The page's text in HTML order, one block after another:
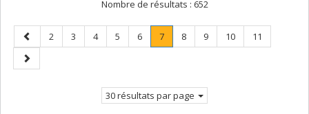
Nombre de résultats : 652
Page
précédente
Page
2 Page
3 Page
4 Page
5 Page
6 Page
7.
Page
Page
8 Page
9 Page
10 Page
11
Page
suivante
30 résultats par page